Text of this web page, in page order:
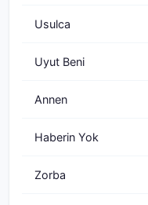
Usulca
Uyut Beni
Annen
Haberin Yok
Zorba